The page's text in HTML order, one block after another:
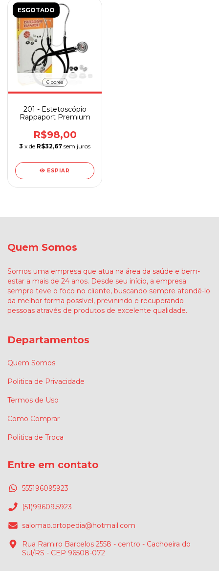
ESGOTADO
6 cores
201 - Estetoscópio
Rappaport Premium
R$98,00
3 x de R$32,67 sem juros
ESPIAR
Quem Somos
Somos uma empresa que atua na área da saúde e bem-
estar a mais de 24 anos. Desde seu início, a empresa
sempre teve o foco no cliente, buscando sempre atendê-lo
da melhor forma possível, previnindo e recuperando
pessoas através de produtos de excelente qualidade.
Departamentos
Quem Somos
Politica de Privacidade
Termos de Uso
Como Comprar
Politica de Troca
Entre em contato
555196095923
(51)99609.5923
salomao.ortopedia@hotmail.com
Rua Ramiro Barcelos 2558 - centro - Cachoeira do
Sul/RS - CEP 96508-072